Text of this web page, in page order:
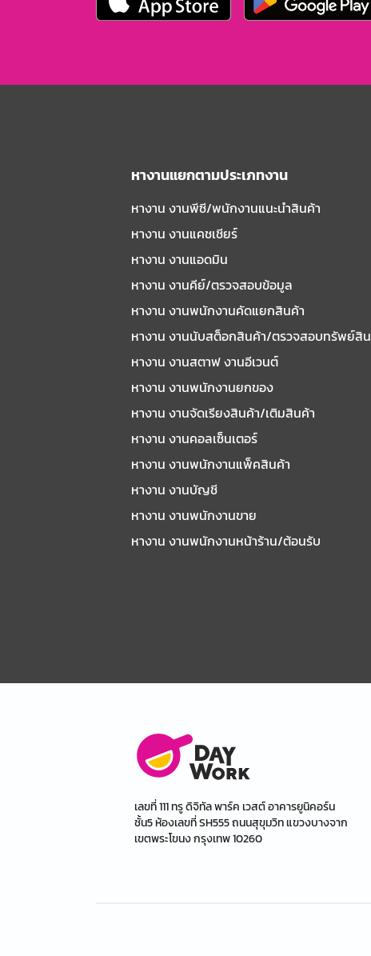
หางานแยกตามประเภทงาน
หางาน งานพีซี/พนักงานแนะนําสินค้า
หางาน งานแคชเชียร์
หางาน งานแอดมิน
หางาน งานคีย์/ตรวจสอบข้อมูล
หางาน งานพนักงานคัดแยกสินค้า
หางาน งานนับสต็อกสินค้า/ตรวจสอบทรัพย์สิน
หางาน งานสตาฟ งานอีเวนต์
หางาน งานพนักงานยกของ
หางาน งานจัดเรียงสินค้า/เติมสินค้า
หางาน งานคอลเซ็นเตอร์
หางาน งานพนักงานแพ็คสินค้า
หางาน งานบัญชี
หางาน งานพนักงานขาย
หางาน งานพนักงานหน้าร้าน/ต้อนรับ
เลขที่ 111 ทรู ดิจิทัล พาร์ค เวสต์ อาคารยูนิคอร์น
ชั้น5 ห้องเลขที่ SH555 ถนนสุขุมวิท แขวงบางจาก
เขตพระโขนง กรุงเทพ 10260